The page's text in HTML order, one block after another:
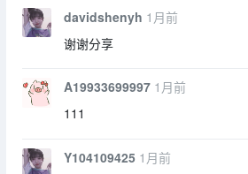
davidshenyh 1月前
谢谢分享
A19933699997 1月前
111
Y104109425 1月前